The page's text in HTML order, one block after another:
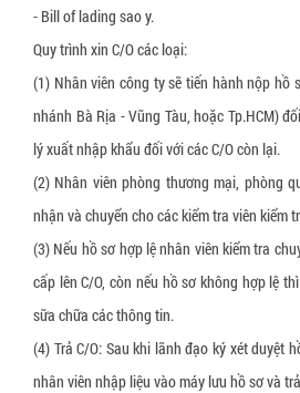
- Bill of lading sao y.
Quy trình xin C/O các loại:
(1) Nhân viên công ty sẽ tiến hành nộp hồ
nhánh Bà Rịa - Vũng Tàu, hoặc Tp.HCM)
lý xuất nhập khẩu đối với các C/O còn lại.
(2) Nhân viên phòng thương mại, phòng
nhận và chuyển cho các kiểm tra viên kiểm
(3) Nếu hồ sơ hợp lệ nhân viên kiểm tra
cấp lên C/O, còn nếu hồ sơ không hợp lệ
sữa chữa các thông tin.
(4) Trả C/O: Sau khi lãnh đạo ký xét duyệt
nhân viên nhập liệu vào máy lưu hồ sơ và